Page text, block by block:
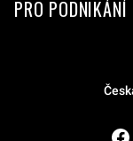
PRO PODNIKÁNÍ